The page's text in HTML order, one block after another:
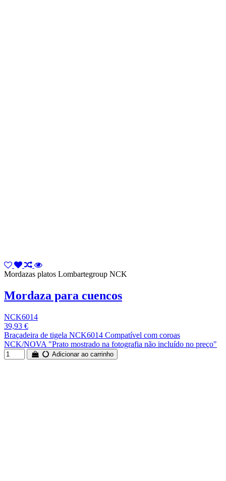
Mordazas platos Lombartegroup NCK
Mordaza para cuencos
NCK6014
39,93 €
Braçadeira de tigela NCK6014 Compatível com coroas
NCK/NOVA "Prato mostrado na fotografia não incluído no preço"
Adicionar ao carrinho